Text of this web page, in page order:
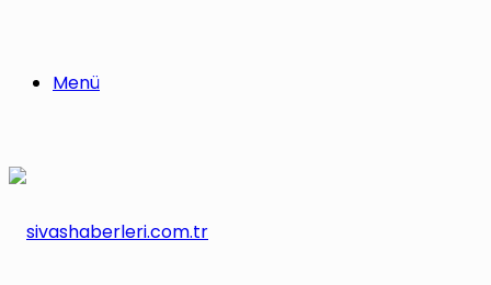
Menü